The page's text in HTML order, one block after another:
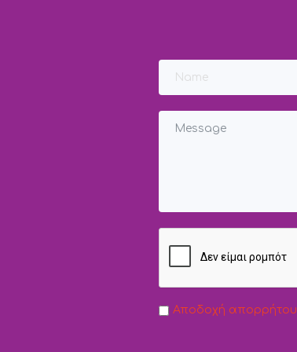
Αποδοχή απορρήτου